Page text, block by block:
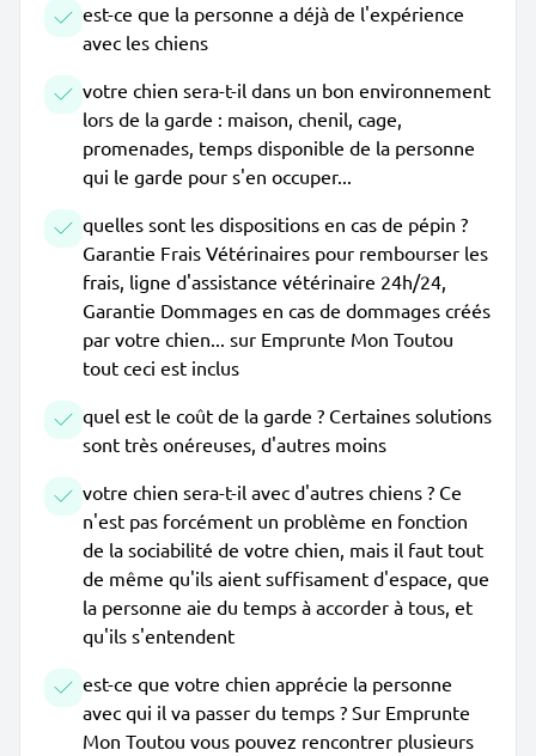
est-ce que la personne a déjà de l'expérience
avec les chiens
votre chien sera-t-il dans un bon environnement
lors de la garde : maison, chenil, cage,
promenades, temps disponible de la personne
qui le garde pour s'en occuper...
quelles sont les dispositions en cas de pépin ?
Garantie Frais Vétérinaires pour rembourser les
frais, ligne d'assistance vétérinaire 24h/24,
Garantie Dommages en cas de dommages créés
par votre chien... sur Emprunte Mon Toutou
tout ceci est inclus
quel est le coût de la garde ? Certaines solutions
sont très onéreuses, d'autres moins
votre chien sera-t-il avec d'autres chiens ? Ce
n'est pas forcément un problème en fonction
de la sociabilité de votre chien, mais il faut tout
de même qu'ils aient suffisament d'espace, que
la personne aie du temps à accorder à tous, et
qu'ils s'entendent
est-ce que votre chien apprécie la personne
avec qui il va passer du temps ? Sur Emprunte
Mon Toutou vous pouvez rencontrer plusieurs